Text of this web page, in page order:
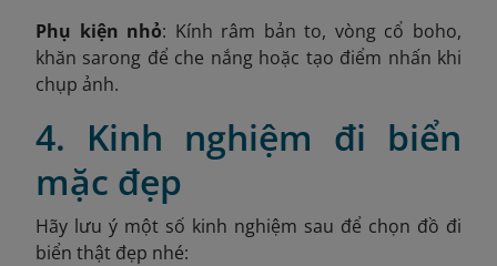
Phụ kiện nhỏ: Kính râm bản to, vòng cổ boho,
khăn sarong để che nắng hoặc tạo điểm nhấn khi
chụp ảnh.
4. Kinh nghiệm đi biển
mặc đẹp
Hãy lưu ý một số kinh nghiệm sau để chọn đồ đi
biển thật đẹp nhé: